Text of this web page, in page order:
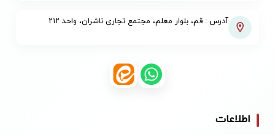
آدرس : قم، بلوار معلم، مجتمع تجاری ناشران، واحد ۲۱۲
اطلاعات